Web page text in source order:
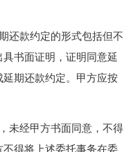
款约定的形式包括但不
书面证明，证明同意延
期还款约定。甲方应按
经甲方书面同意，不得
得将上述委托事务在委